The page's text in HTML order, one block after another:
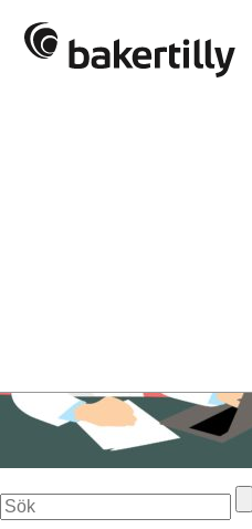
doctor-